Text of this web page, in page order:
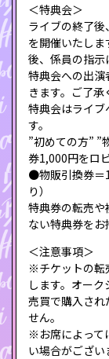
＜特典会＞
ライブの終了後
を開催いたし
後、係員の指示
特典会への出
きます。ご了承
特典会はライ
す。
”初めての方” ”
券1,000円をロ
●物販引換券＝
り）
特典券の転売
ない特典券をお
＜注意事項＞
※チケットの転
します。オー
売買で購入され
せん。
※お席によって
い場合がござい